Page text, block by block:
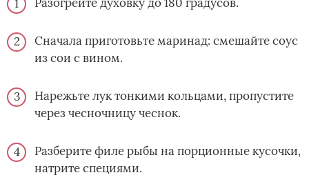
Сначала приготовьте маринад: смешайте соус
из сои с вином.
Нарежьте лук тонкими кольцами, пропустите
через чесночницу чеснок.
Разберите филе рыбы на порционные кусочки,
натрите специями.